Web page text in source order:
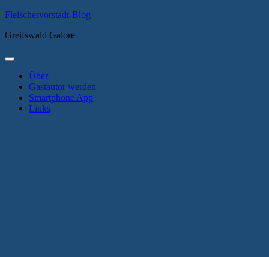
Zum
springen
Fleischervorstadt-Blog
Greifswald Galore
Primäres
Über
Gastautor werden
Smartphone App
Links